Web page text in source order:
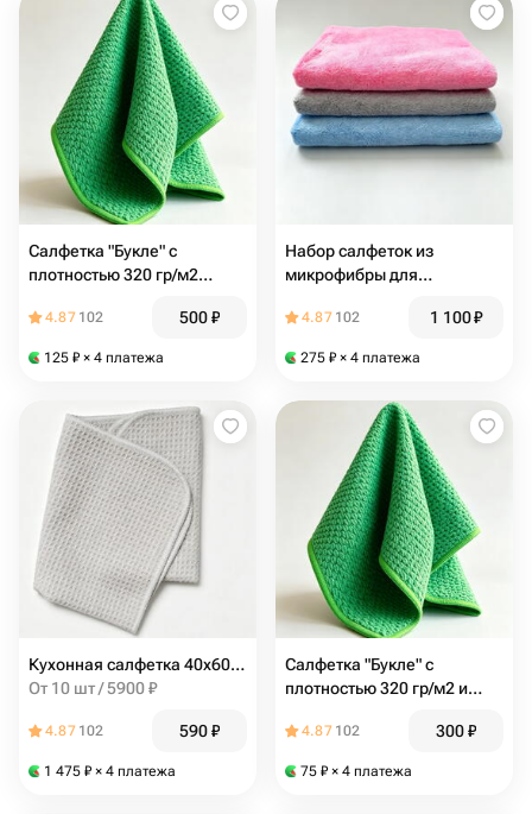
Салфетка "Букле" с
плотностью 320 гр/м2
4.87 102 500₽
125 ₽ × 4 платежа
Набор салфеток из
микрофибры для
,плотность 300 гр/м, цвет
розовый, светло-серый
4.87 102 1 100₽
275 ₽ × 4 платежа
Кухонная салфетка 40х60 из вафельной микрофибры
От 10 шт / 5900 ₽
4.87 102 590₽
1 475 ₽ × 4 платежа
Салфетка "Букле" с
плотностью 320 гр/м2 и
4.87 102 300₽
75 ₽ × 4 платежа